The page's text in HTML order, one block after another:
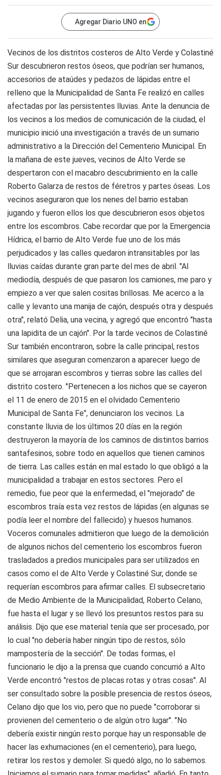
Agregar Diario UNO en
Vecinos de los distritos costeros de Alto Verde y Colastiné
Sur descubrieron restos óseos, que podrían ser humanos,
accesorios de ataúdes y pedazos de lápidas entre el
relleno que la Municipalidad de Santa Fe realizó en calles
afectadas por las persistentes lluvias. Ante la denuncia de
los vecinos a los medios de comunicación de la ciudad, el
municipio inició una investigación a través de un sumario
administrativo a la Dirección del Cementerio Municipal. En
la mañana de este jueves, vecinos de Alto Verde se
despertaron con el macabro descubrimiento en la calle
Roberto Galarza de restos de féretros y partes óseas. Los
vecinos aseguraron que los nenes del barrio estaban
jugando y fueron ellos los que descubrieron esos objetos
entre los escombros. Cabe recordar que por la Emergencia
Hídrica, el barrio de Alto Verde fue uno de los más
perjudicados y las calles quedaron intransitables por las
lluvias caídas durante gran parte del mes de abril. "Al
mediodía, después de que pasaron los camiones, me paro y
empiezo a ver que salen cositas brillosas. Me acerco a la
calle y levanto una manija de cajón, después otra y después
otra", relató Delia, una vecina, y agregó que encontró "hasta
una lapidita de un cajón". Por la tarde vecinos de Colastiné
Sur también encontraron, sobre la calle principal, restos
similares que aseguran comenzaron a aparecer luego de
que se arrojaran escombros y tierras sobre las calles del
distrito costero. "Pertenecen a los nichos que se cayeron
el 11 de enero de 2015 en el olvidado Cementerio
Municipal de Santa Fe", denunciaron los vecinos. La
constante lluvia de los últimos 20 días en la región
destruyeron la mayoría de los caminos de distintos barrios
santafesinos, sobre todo en aquellos que tienen caminos
de tierra. Las calles están en mal estado lo que obligó a la
municipalidad a trabajar en estos sectores. Pero el
remedio, fue peor que la enfermedad, el "mejorado" de
escombros traía esta vez restos de lápidas (en algunas se
podía leer el nombre del fallecido) y huesos humanos.
Voceros comunales admitieron que luego de la demolición
de algunos nichos del cementerio los escombros fueron
trasladados a predios municipales para ser utilizados en
casos como el de Alto Verde y Colastiné Sur, donde se
requerían escombros para afirmar calles. El subsecretario
de Medio Ambiente de la Municipalidad, Roberto Celano,
fue hasta el lugar y se llevó los presuntos restos para su
análisis. Dijo que ese material tenía que ser procesado, por
lo cual "no debería haber ningún tipo de restos, sólo
mampostería de la sección". De todas formas, el
funcionario le dijo a la prensa que cuando concurrió a Alto
Verde encontró "restos de placas rotas y otras cosas". Al
ser consultado sobre la posible presencia de restos óseos,
Celano dijo que los vio, pero que no puede "corroborar si
provienen del cementerio o de algún otro lugar". "No
debería existir ningún resto porque hay un responsable de
hacer las exhumaciones (en el cementerio), para luego,
retirar los restos y demoler. Si quedó algo, no lo sabemos.